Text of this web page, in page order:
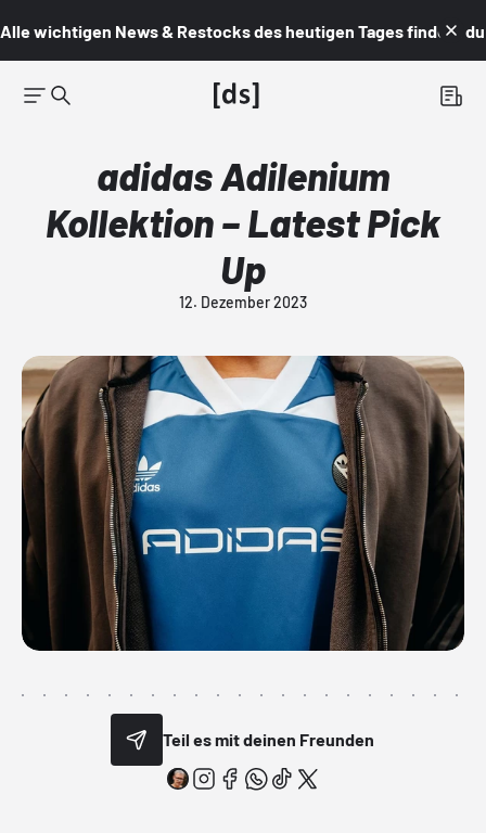
Alle wichtigen News & Restocks des heutigen Tages findest du
adidas Adilenium
Kollektion – Latest Pick
Up
12. Dezember 2023
Teil es mit deinen Freunden